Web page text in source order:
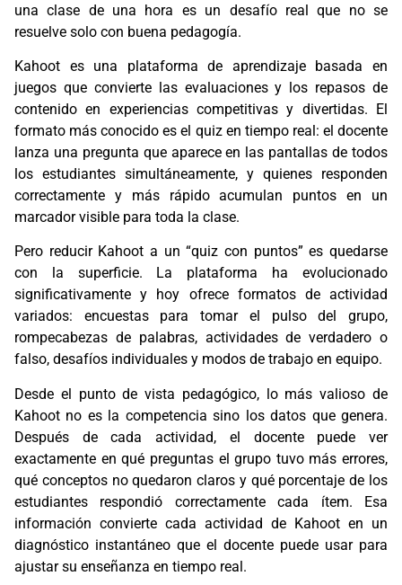
una clase de una hora es un desafío real que no se
resuelve solo con buena pedagogía.
Kahoot es una plataforma de aprendizaje basada en
juegos que convierte las evaluaciones y los repasos de
contenido en experiencias competitivas y divertidas. El
formato más conocido es el quiz en tiempo real: el docente
lanza una pregunta que aparece en las pantallas de todos
los estudiantes simultáneamente, y quienes responden
correctamente y más rápido acumulan puntos en un
marcador visible para toda la clase.
Pero reducir Kahoot a un “quiz con puntos” es quedarse
con la superficie. La plataforma ha evolucionado
significativamente y hoy ofrece formatos de actividad
variados: encuestas para tomar el pulso del grupo,
rompecabezas de palabras, actividades de verdadero o
falso, desafíos individuales y modos de trabajo en equipo.
Desde el punto de vista pedagógico, lo más valioso de
Kahoot no es la competencia sino los datos que genera.
Después de cada actividad, el docente puede ver
exactamente en qué preguntas el grupo tuvo más errores,
qué conceptos no quedaron claros y qué porcentaje de los
estudiantes respondió correctamente cada ítem. Esa
información convierte cada actividad de Kahoot en un
diagnóstico instantáneo que el docente puede usar para
ajustar su enseñanza en tiempo real.